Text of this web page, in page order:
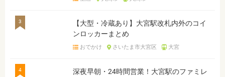
3
【大型・冷蔵あり】大宮駅改札内外のコイ
ンロッカーまとめ
おでかけ さいたま市大宮区 大宮
4
深夜早朝・24時間営業！大宮駅のファミレ